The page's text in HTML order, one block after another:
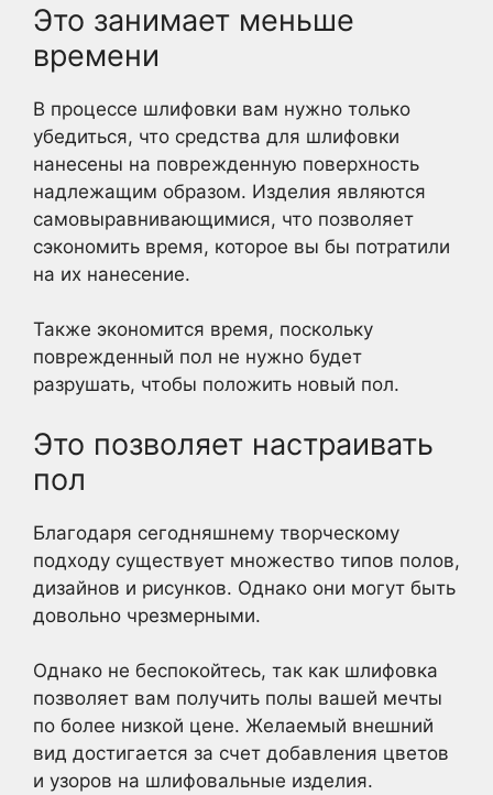
Это занимает меньше
времени
В процессе шлифовки вам нужно только
убедиться, что средства для шлифовки
нанесены на поврежденную поверхность
надлежащим образом. Изделия являются
самовыравнивающимися, что позволяет
сэкономить время, которое вы бы потратили
на их нанесение.
Также экономится время, поскольку
поврежденный пол не нужно будет
разрушать, чтобы положить новый пол.
Это позволяет настраивать
пол
Благодаря сегодняшнему творческому
подходу существует множество типов полов,
дизайнов и рисунков. Однако они могут быть
довольно чрезмерными.
Однако не беспокойтесь, так как шлифовка
позволяет вам получить полы вашей мечты
по более низкой цене. Желаемый внешний
вид достигается за счет добавления цветов
и узоров на шлифовальные изделия.